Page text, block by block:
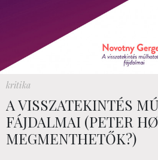
kritika
A VISSZATEKINTÉS
FÁJDALMAI (PETER
MEGMENTHETŐK?)